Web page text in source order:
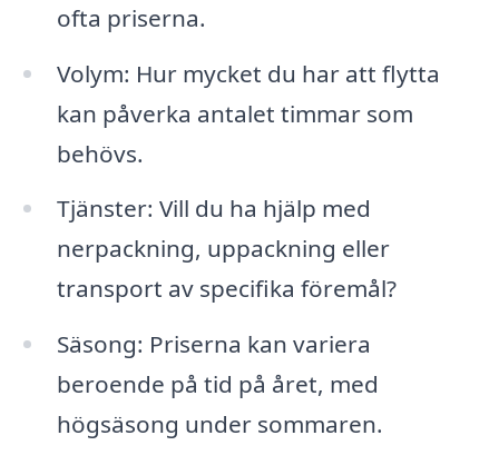
ofta priserna.
Volym: Hur mycket du har att flytta
kan påverka antalet timmar som
behövs.
Tjänster: Vill du ha hjälp med
nerpackning, uppackning eller
transport av specifika föremål?
Säsong: Priserna kan variera
beroende på tid på året, med
högsäsong under sommaren.